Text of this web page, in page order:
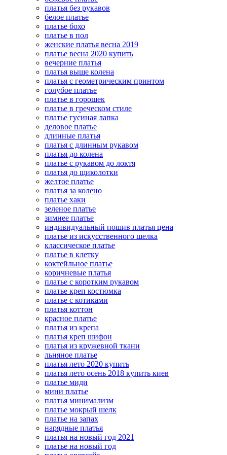
платья без рукавов
белое платье
платье бохо
платье в пол
женские платья весна 2019
платье весна 2020 купить
вечерние платья
платья выше колена
платья с геометрическим принтом
голубое платье
платье в горошек
платье в греческом стиле
платье гусиная лапка
деловое платье
длинные платья
платья с длинным рукавом
платья до колена
платье с рукавом до локтя
платья до щиколотки
желтое платье
платья за колено
платье хаки
зеленое платье
зимнее платье
индивидуальный пошив платья цена
платье из искусственного шелка
классическое платье
платье в клетку
коктейльное платье
коричневые платья
платье с коротким рукавом
платье креп костюмка
платье с котиками
платья коттон
красное платье
платья из крепа
платья креп шифон
платья из кружевной ткани
льняное платье
платья лето 2020 купить
платья лето осень 2018 купить киев
платье миди
мини платье
платья минимализм
платье мокрый шелк
платье на запах
нарядные платья
платья на новый год 2021
платье на новый год